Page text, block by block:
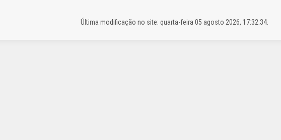
Última modificação no site: quarta-feira 05 agosto 2026, 17:32:34.